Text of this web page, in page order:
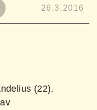
26.3.2016
(22),